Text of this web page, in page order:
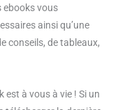
ebooks vous
ainsi qu’une
conseils, de tableaux,
est à vous à vie ! Si un